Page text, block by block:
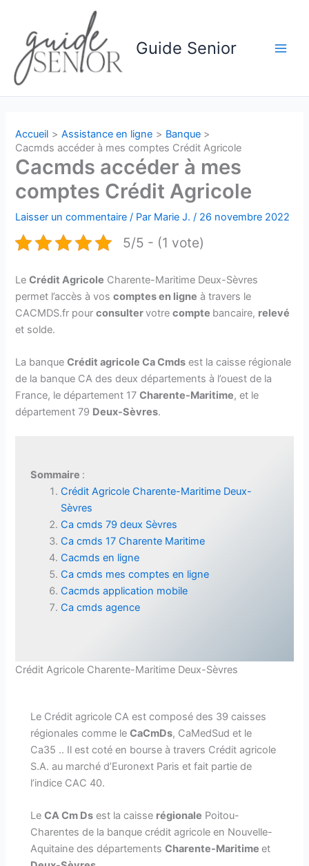
contenu
Guide Senior
Accueil Assistance en ligne
Banque
Cacmds accéder à mes comptes Crédit Agricole
Cacmds accéder à mes
comptes Crédit Agricole
Laisser un commentaire / Par Marie J./ 26 novembre 2022
5/5 - (1 vote)
LeCrédit Agricole Charente-Maritime Deux-Sèvres
permet l’accès à voscomptes en ligne à travers le
CACMDS.fr pourconsultervotrecompte bancaire, relevé
et solde.
La banqueCrédit agricole Ca Cmds est la caisse régionale
de la banque CA des deux départements à l’ouest de la
France, le département 17Charente-Maritime, et le
département 79 Deux-Sèvres.
Sommaire :
Crédit Agricole Charente-Maritime Deux-
Sèvres
Ca cmds 79 deux Sèvres
Ca cmds 17 Charente Maritime
Cacmds en ligne
Ca cmds mes comptes en ligne
Cacmds application mobile
Ca cmds agence
Crédit Agricole Charente-Maritime Deux-Sèvres
Le Crédit agricole CA est composé des 39 caisses
régionales comme leCaCmDs, CaMedSud et le
Ca35 .. Il est coté en bourse à travers Crédit agricole
S.A. au marché d’Euronext Paris et fait partie de
l’indice CAC 40.
LeCA Cm Ds est la caisse régionale Poitou-
Charentes de la banque crédit agricole en Nouvelle-
Aquitaine des départementsCharente-Maritimeet